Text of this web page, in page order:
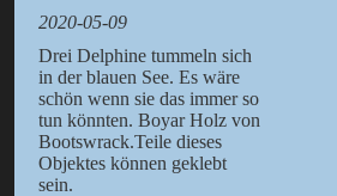
2020-05-09
Drei Delphine tummeln sich
in der blauen See. Es wäre
schön wenn sie das immer so
tun könnten. Boyar Holz von
Bootswrack.Teile dieses
Objektes können geklebt
sein.